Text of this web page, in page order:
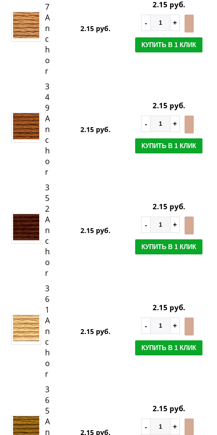
7
A
n
c
h
o
r
2.15 руб.
2.15 руб.
КУПИТЬ В 1 КЛИК
3
4
9
A
n
c
h
o
r
2.15 руб.
2.15 руб.
КУПИТЬ В 1 КЛИК
3
5
2
A
n
c
h
o
r
2.15 руб.
2.15 руб.
КУПИТЬ В 1 КЛИК
3
6
1
A
n
c
h
o
r
2.15 руб.
2.15 руб.
КУПИТЬ В 1 КЛИК
3
6
5
A
n
2.15 руб.
2.15 руб.